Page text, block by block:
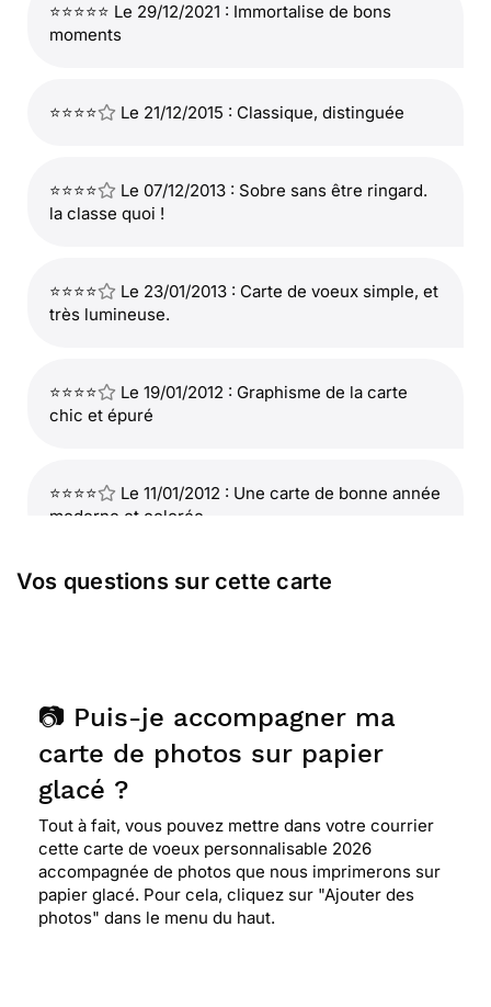
⭐⭐⭐⭐⭐ Le 29/12/2021 : Immortalise de bons
moments
⭐⭐⭐⭐ Le 21/12/2015 : Classique, distinguée
⭐⭐⭐⭐
Le 07/12/2013 : Sobre sans être ringard.
la classe quoi !
⭐⭐⭐⭐
Le 23/01/2013 : Carte de voeux simple, et
très lumineuse.
⭐⭐⭐⭐
Le 19/01/2012 : Graphisme de la carte
chic et épuré
⭐⭐⭐⭐
Le 11/01/2012 : Une carte de bonne année
moderne et colorée.
Vos questions sur cette carte
📷 Puis-je accompagner ma
carte de photos sur papier
glacé ?
Tout à fait, vous pouvez mettre dans votre courrier
cette carte de voeux personnalisable 2026
accompagnée de photos que nous imprimerons sur
papier glacé. Pour cela, cliquez sur "Ajouter des
photos" dans le menu du haut.